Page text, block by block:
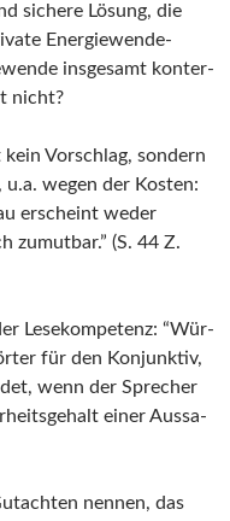
siche­re Lösung, die
Ener­gie­wen­de-
ins­ge­samt kon­ter­
nicht?
Vor­schlag, son­dern
wegen der Kos­ten:
erscheint weder
zumut­bar.” (S. 44 Z.
Lese­kom­pe­tenz: “Wür­
für den Kon­junk­tiv,
wenn der Spre­cher
einer Aus­sa­
nen­nen, das